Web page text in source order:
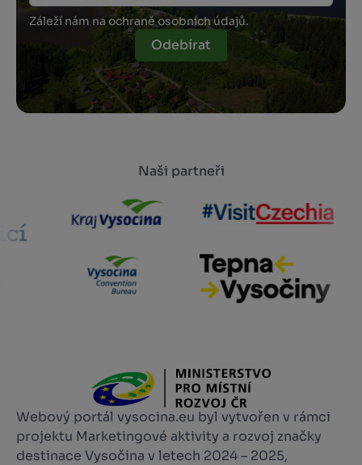
Záleží nám na ochraně osobních údajů.
Odebírat
Naši partneři
Webový portál vysocina.eu byl vytvořen v rámci
projektu Marketingové aktivity a rozvoj značky
destinace Vysočina v letech 2024 – 2025,